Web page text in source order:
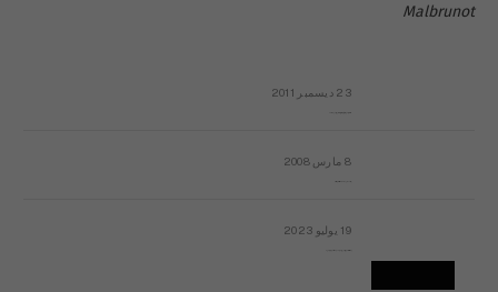
Malbrunot
23 ديسمبر 2011
8 مارس 2008
19 يوليو 2023